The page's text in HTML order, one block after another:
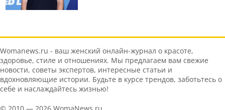
Womanews.ru - ваш женский онлайн-журнал о красоте,
здоровье, стиле и отношениях. Мы предлагаем вам свежие
новости, советы экспертов, интересные статьи и
вдохновляющие истории. Будьте в курсе трендов, заботьтесь о
себе и наслаждайтесь жизнью!